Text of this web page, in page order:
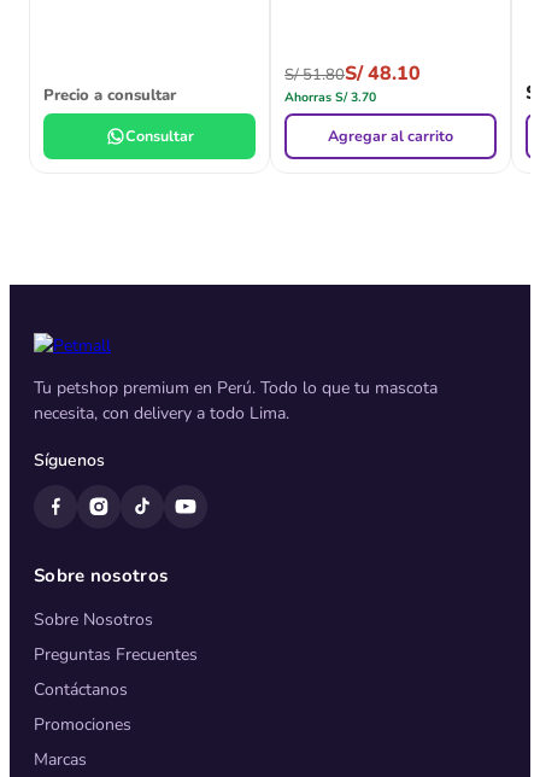
Precio a consultar
Consultar
S/51.80S/48.10
Ahorras S/3.70
Agregar al carrito
Tu petshop premium en Perú. Todo lo que tu mascota
necesita, con delivery a todo Lima.
Síguenos
Sobre nosotros
Sobre Nosotros
Preguntas Frecuentes
Contáctanos
Promociones
Marcas